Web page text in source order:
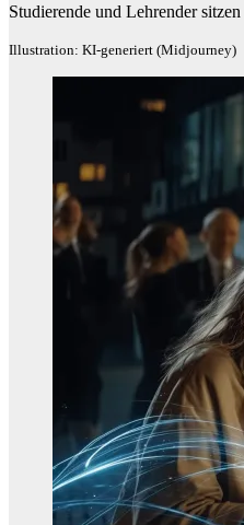
Studierende und Lehrender
Illustration: KI-generiert (Midjourney)